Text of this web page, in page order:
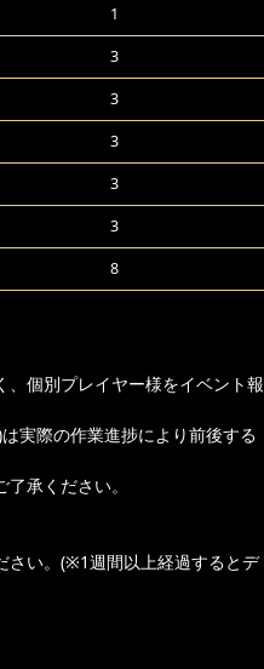
1
3
3
3
3
3
8
個別プレイヤー様をイベント報
実際の作業進捗により前後する
承ください。
さい。(※1週間以上経過するとデ